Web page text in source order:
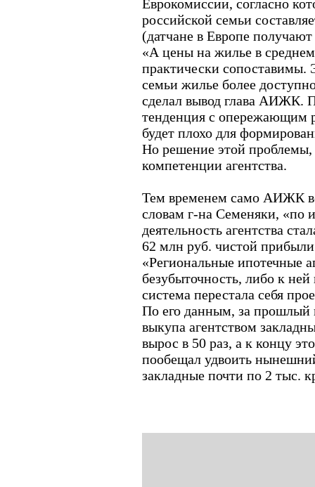
Еврокомиссии, согласно
российской семьи
(датчане в Европе
«А цены на жилье в
практически сопоставимы.
семьи жилье более
сделал вывод глава АИЖК.
тенденция с опережающим
будет плохо для
Но решение этой
компетенции агентства.
Тем временем само АИЖК
словам г-на Семеняки, «по
деятельность агентства
62 млн руб. чистой
«Региональные ипотечные
безубыточность, либо к
система перестала себя
По его данным, за прошлый
выкупа агентством
вырос в 50 раз, а к концу
пообещал удвоить
закладные почти по 2 тыс.